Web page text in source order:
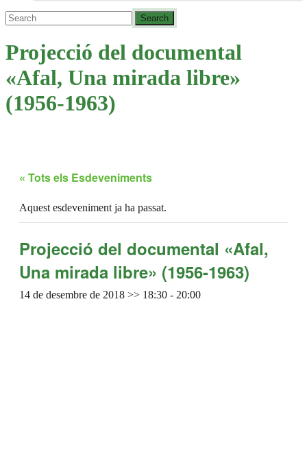
Projecció del documental
«Afal, Una mirada libre»
(1956-1963)
« Tots els Esdeveniments
Aquest esdeveniment ja ha passat.
Projecció del documental «Afal,
Una mirada libre» (1956-1963)
14 de desembre de 2018 >> 18:30 - 20:00